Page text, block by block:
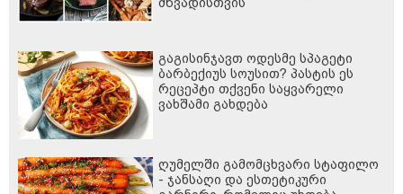
მწვადისთვის
გაგისინჯავთ ოდესმე სპაგეტი
ბარბექიუს სოუსით? პასტის ეს
რეცეპტი თქვენი საყვარელი
ვახშამი გახდება
ღუმელში გამომცხვარი სტაფილო
- ჯანსაღი და ესთეტიკური